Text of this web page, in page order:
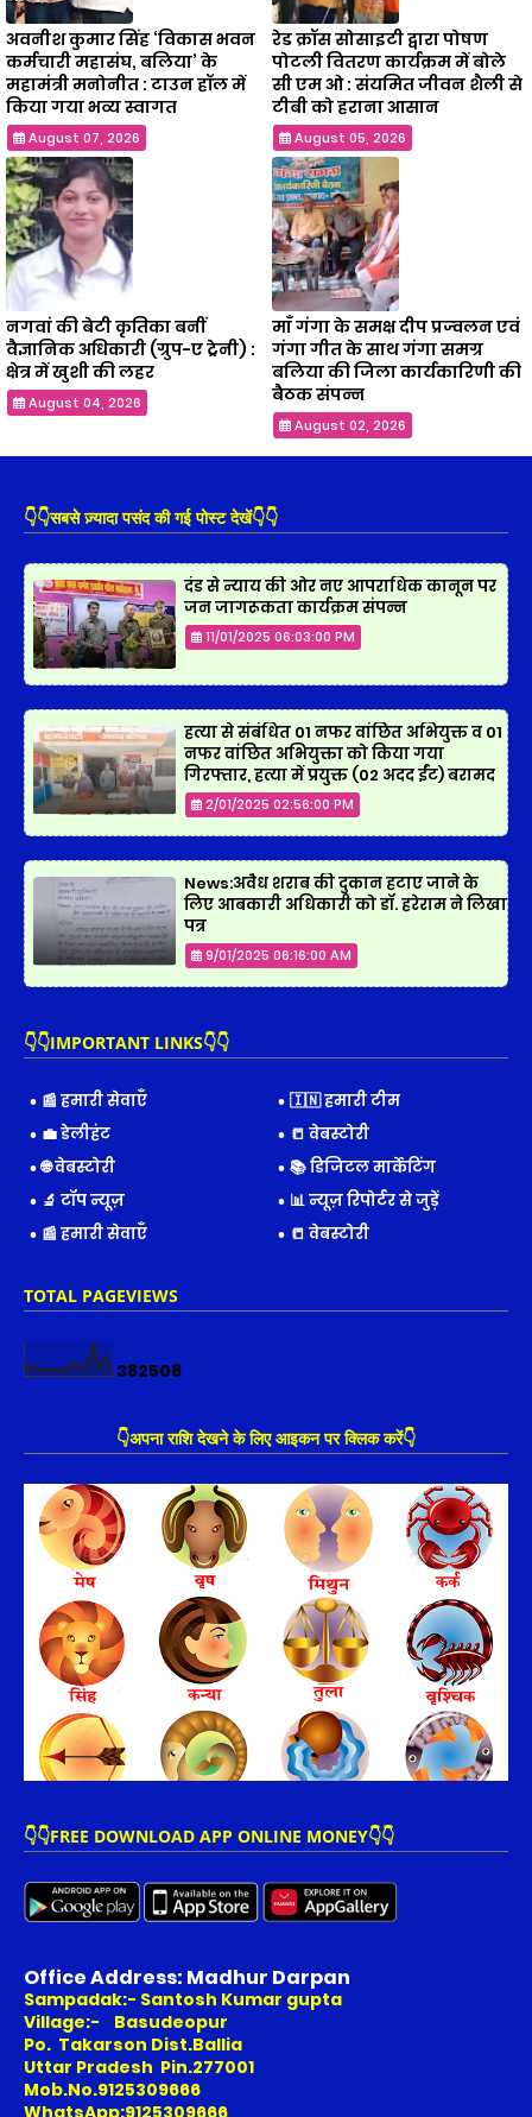
अवनीश कुमार सिंह ‘विकास भवन
कर्मचारी महासंघ, बलिया’ के
महामंत्री मनोनीत : टाउन हॉल में
किया गया भव्य स्वागत
August 07, 2026
रेड क्रॉस सोसाइटी द्वारा पोषण
पोटली वितरण कार्यक्रम में बोले
सी एम ओ : संयमित जीवन शैली से
टीबी को हराना आसान
August 05, 2026
नगवां की बेटी कृतिका बनीं
वैज्ञानिक अधिकारी (ग्रुप-ए ट्रेनी) :
क्षेत्र में खुशी की लहर
August 04, 2026
माँ गंगा के समक्ष दीप प्रज्वलन एवं
गंगा गीत के साथ गंगा समग्र
बलिया की जिला कार्यकारिणी की
बैठक संपन्न
August 02, 2026
👇👇सबसे ज़्यादा पसंद की गई पोस्ट देखें👇👇
दंड से न्याय की ओर नए आपराधिक कानून पर
जन जागरूकता कार्यक्रम संपन्न
11/01/2025 06:03:00 PM
हत्या से संबंधित 01 नफर वांछित अभियुक्त व 01
नफर वांछित अभियुक्ता को किया गया
गिरफ्तार, हत्या में प्रयुक्त (02 अदद ईंट) बरामद
2/01/2025 02:56:00 PM
News:अवैध शराब की दुकान हटाए जाने के
लिए आबकारी अधिकारी को डॉ. हरेराम ने लिखा
पत्र
9/01/2025 06:16:00 AM
👇👇IMPORTANT LINKS👇👇
📰 हमारी सेवाएँ
🇮🇳 हमारी टीम
💼 डेलीहंट
📒 वेबस्टोरी
🌐 वेबस्टोरी
📚 डिजिटल मार्केटिंग
🔬 टॉप न्यूज़
📊 न्यूज़ रिपोर्टर से जुड़ें
📰 हमारी सेवाएँ
📒 वेबस्टोरी
TOTAL PAGEVIEWS
382508
👇अपना राशि देखने के लिए आइकन पर क्लिक करें👇
👇👇FREE DOWNLOAD APP ONLINE MONEY👇👇
Office Address: Madhur Darpan
Sampadak:- Santosh Kumar gupta
Village:- Basudeopur
Po. Takarson Dist.Ballia
Uttar Pradesh Pin.277001
Mob.No.9125309666
WhatsApp:9125309666